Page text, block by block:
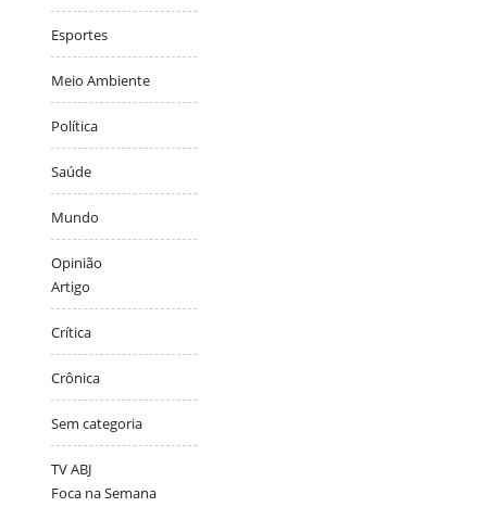
Esportes
Meio Ambiente
Política
Saúde
Mundo
Opinião
Artigo
Crítica
Crônica
Sem categoria
TV ABJ
Foca na Semana